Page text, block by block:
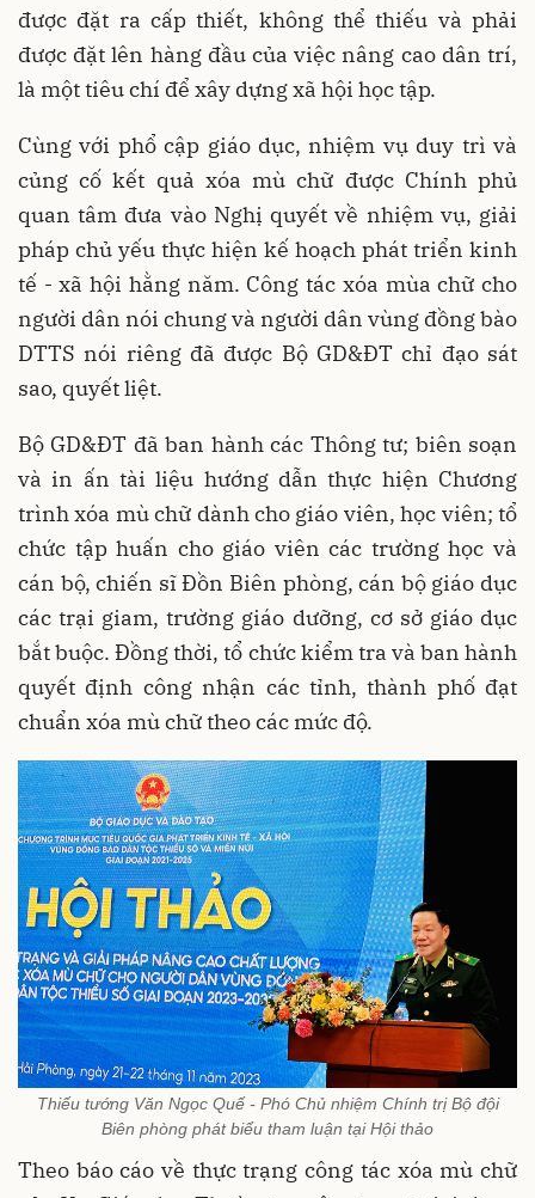
được đặt ra cấp thiết, không thể thiếu và phải
được đặt lên hàng đầu của việc nâng cao dân trí,
là một tiêu chí để xây dựng xã hội học tập.
Cùng với phổ cập giáo dục, nhiệm vụ duy trì và
củng cố kết quả xóa mù chữ được Chính phủ
quan tâm đưa vào Nghị quyết về nhiệm vụ, giải
pháp chủ yếu thực hiện kế hoạch phát triển kinh
tế - xã hội hằng năm. Công tác xóa mùa chữ cho
người dân nói chung và người dân vùng đồng bào
DTTS nói riêng đã được Bộ GD&ĐT chỉ đạo sát
sao, quyết liệt.
Bộ GD&ĐT đã ban hành các Thông tư; biên soạn
và in ấn tài liệu hướng dẫn thực hiện Chương
trình xóa mù chữ dành cho giáo viên, học viên; tổ
chức tập huấn cho giáo viên các trường học và
cán bộ, chiến sĩ Đồn Biên phòng, cán bộ giáo dục
các trại giam, trường giáo dưỡng, cơ sở giáo dục
bắt buộc. Đồng thời, tổ chức kiểm tra và ban hành
quyết định công nhận các tỉnh, thành phố đạt
chuẩn xóa mù chữ theo các mức độ.
Thiếu tướng Văn Ngọc Quế - Phó Chủ nhiệm Chính trị Bộ đội
Biên phòng phát biểu tham luận tại Hội thảo
Theo báo cáo về thực trạng công tác xóa mù chữ